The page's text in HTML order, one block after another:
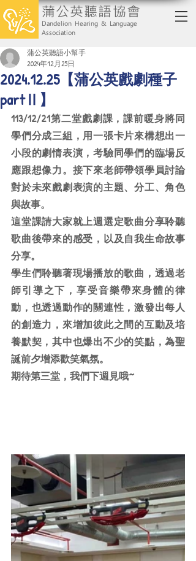
蒲公英聽語協會
Dandelion Hearing & Language
Association
2024.12.25【蒲公英戲劇種子
partⅡ】
蒲公英聽語小幫手
2024年12月25日
113/12/21第二堂戲劇課，課前暖身將同
學們分成三組，用一張卡片來構想出一
小段的劇情表演，考驗同學們的臨場反
應跟想像力。接下來老師帶領學員討論
對於未來戲劇表演的主題、分工、角色
與故事。
這堂課請大家就上週選定歌曲分享聆聽
歌曲後帶來的感受，以及自我生命故事
分享。
學生們聆聽著現場播放的歌曲，透過老
師引導之下，享受音樂帶來身體的律
動，也透過動作的關連性，激發出每人
的創造力，來增加彼此之間的互動及培
養默契，其中也爆出不少的笑點，為聖
誕前夕增添歡笑氣氛。
期待第三堂，我們下週見哦~